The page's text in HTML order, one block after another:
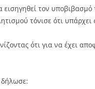
τον υποβιβασμό
τόνισε ότι
ότι για να έχει